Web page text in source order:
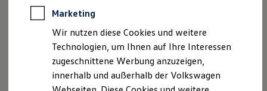
Rekuperation
Laden unterwegs
Laden Zuhause
Ladestationen finden
Ladezeitensimulator
Batterie
Sicherheit
Begeistert. Der neue
vollelektrische ID. Cross Trend
Marketing
Wir nutzen diese Cookies und weitere
Technologien, um Ihnen auf Ihre Interessen
zugeschnittene Werbung anzuzeigen,
innerhalb und außerhalb der Volkswagen